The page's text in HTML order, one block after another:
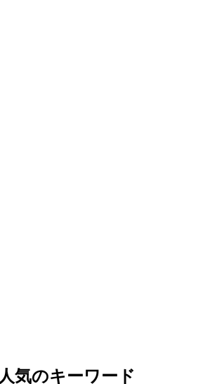
人気のキーワード